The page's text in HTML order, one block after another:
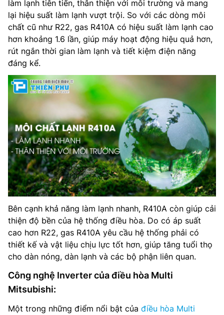
làm lạnh tiên tiến, thân thiện với môi trường và mang
lại hiệu suất làm lạnh vượt trội. So với các dòng môi
chất cũ như R22, gas R410A có hiệu suất làm lạnh cao
hơn khoảng 1.6 lần, giúp máy hoạt động hiệu quả hơn,
rút ngắn thời gian làm lạnh và tiết kiệm điện năng
đáng kể.
Bên cạnh khả năng làm lạnh nhanh, R410A còn giúp cải
thiện độ bền của hệ thống điều hòa. Do có áp suất
cao hơn R22, gas R410A yêu cầu hệ thống phải có
thiết kế và vật liệu chịu lực tốt hơn, giúp tăng tuổi thọ
cho dàn nóng, dàn lạnh và các bộ phận liên quan.
Công nghệ Inverter của điều hòa Multi
Mitsubishi:
Một trong những điểm nổi bật của điều hòa Multi